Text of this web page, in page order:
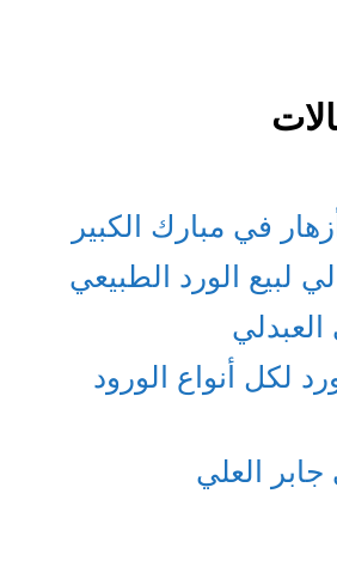
في مبارك الكبير
لبيع الورد الطبيعي
لكل أنواع الورود
العلي